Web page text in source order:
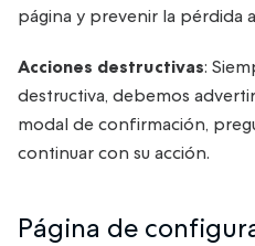
página y prevenir la pérdida
Acciones destructivas:
destructiva, debemos
modal de confirmación,
continuar con su acción.
Página de